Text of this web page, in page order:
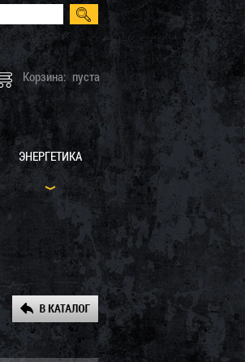
Корзина: пуста
ЭНЕРГЕТИКА